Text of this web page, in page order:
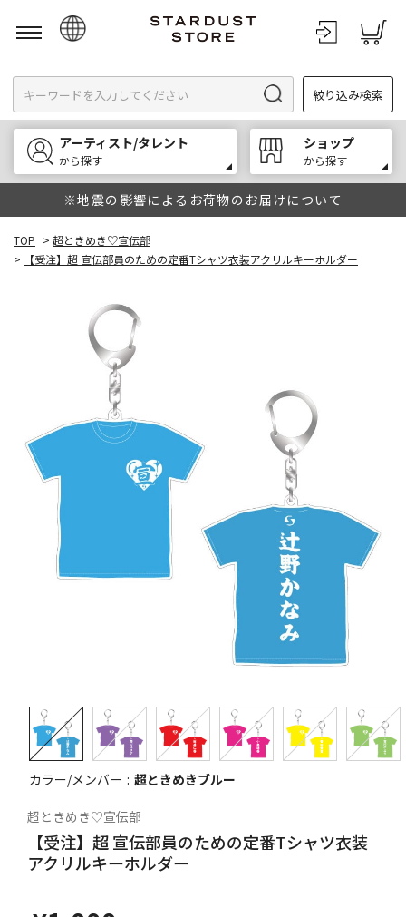
English
한국어
中文
絞り込み検索
アーティスト/タレント
から探す
ショップ
から探す
※地震の影響によるお荷物のお届けについて
TOP > 超ときめき♡宣伝部
>
【受注】超 宣伝部員のための定番Tシャツ衣装アクリルキーホルダー
カラー/メンバー 超ときめきブルー
超ときめき♡宣伝部
【受注】超 宣伝部員のための定番Tシャツ衣装
アクリルキーホルダー